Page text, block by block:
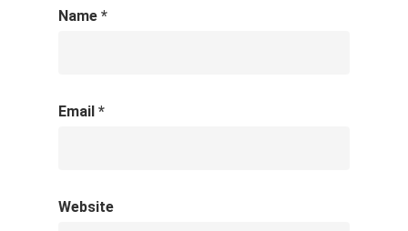
Name *
Email *
Website